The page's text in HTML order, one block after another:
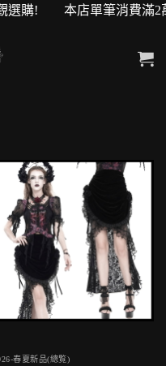
購! 本店單筆消費滿2
春夏新品(總覧)